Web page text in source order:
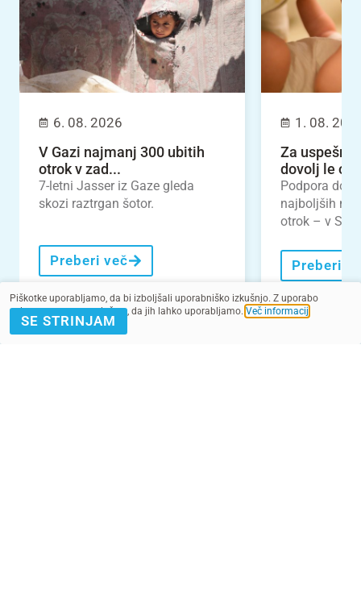
6. 08. 2026
V Gazi najmanj 300 ubitih
otrok v zad...
7-letni Jasser iz Gaze gleda
skozi raztrgan šotor.
Preberi več
1. 08.
Za uspešno
dovolj le
Podpora
najboljših
otrok – v
Preberi
Piškotke uporabljamo, da bi izboljšali uporabniško izkušnjo. Z uporabo
spletnega mesta soglašate, da jih lahko uporabljamo. Več informacij
SE STRINJAM